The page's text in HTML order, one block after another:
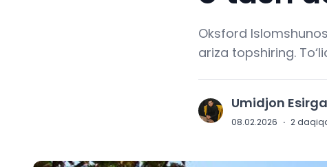
Oksford
ariza topshiring.
U Umidjon
08.02.2026 · 2